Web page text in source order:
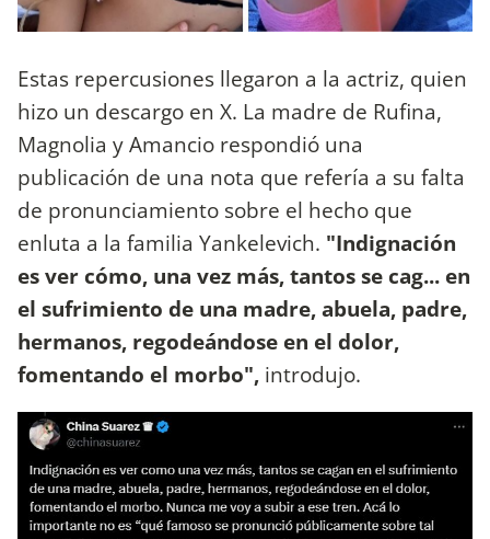
Estas repercusiones llegaron a la actriz, quien
hizo un descargo en X. La madre de Rufina,
Magnolia y Amancio respondió una
publicación de una nota que refería a su falta
de pronunciamiento sobre el hecho que
enluta a la familia Yankelevich. "Indignación
es ver cómo, una vez más, tantos se cag... en
el sufrimiento de una madre, abuela, padre,
hermanos, regodeándose en el dolor,
fomentando el morbo", introdujo.